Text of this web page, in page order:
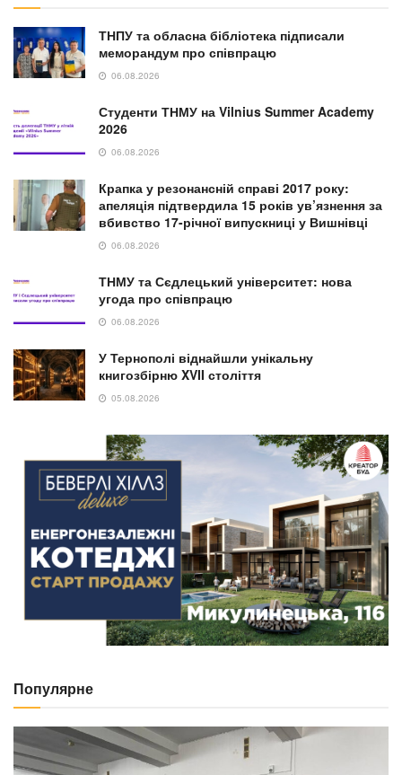
ТНПУ та обласна бібліотека підписали
меморандум про співпрацю
06.08.2026
Студенти ТНМУ на Vilnius Summer Academy
2026
06.08.2026
Крапка у резонансній справі 2017 року:
апеляція підтвердила 15 років ув’язнення за
вбивство 17-річної випускниці у Вишнівці
06.08.2026
ТНМУ та Сєдлецький університет: нова
угода про співпрацю
06.08.2026
У Тернополі віднайшли унікальну
книгозбірню XVII століття
05.08.2026
Популярне